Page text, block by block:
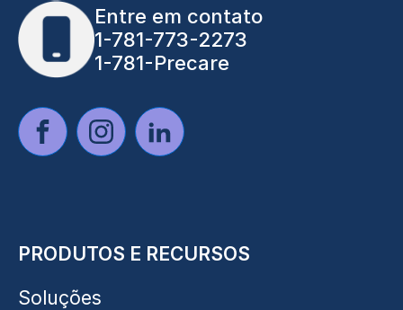
Entre em contato
1-781-773-2273
1-781-Precare
PRODUTOS E RECURSOS
Soluções